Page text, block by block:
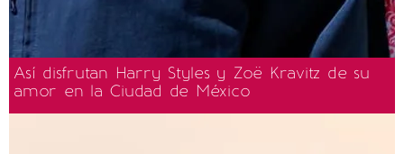
Así disfrutan Harry Styles y Zoë Kravitz de su
amor en la Ciudad de México